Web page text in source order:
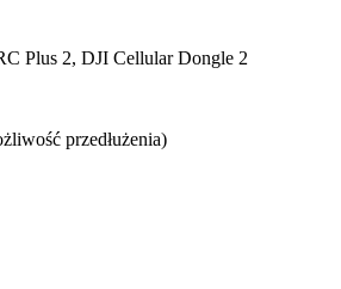
Plus 2, DJI Cellular Dongle 2
przedłużenia)